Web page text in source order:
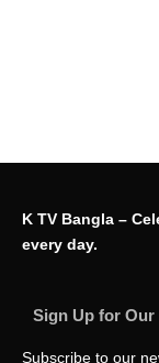
K TV Bangla –
every day.
Sign Up for Our
Subscribe to our